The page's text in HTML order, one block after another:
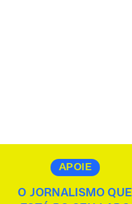
APOIE
O JORNALISMO QUE